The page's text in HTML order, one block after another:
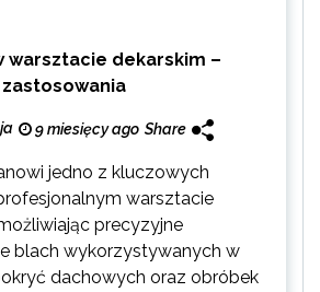
warsztacie dekarskim –
9 miesięcy ago Share
jedno z kluczowych
warsztacie
precyzyjne
blach wykorzystywanych w
dachowych oraz obróbek